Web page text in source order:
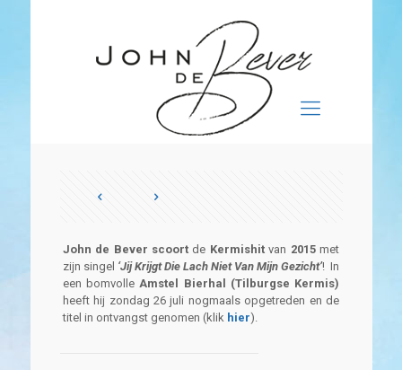
John de Bever scoort de Kermishitvan 2015met
zijn singel ‘Jij Krijgt Die Lach Niet Van Mijn Gezicht’! In
een bomvolleAmstel Bierhal (Tilburgse Kermis)
heeft hij zondag 26 juli nogmaals opgetreden en de
titel in ontvangst genomen (klik hier).